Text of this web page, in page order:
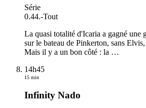
Série
0.44.-Tout
La quasi totalité d'Icaria a gagné une
sur le bateau de Pinkerton, sans
Mais il y a un bon côté : la …
14h45
15 min
Infinity Nado